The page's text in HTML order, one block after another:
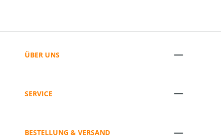
ÜBER UNS
SERVICE
BESTELLUNG & VERSAND